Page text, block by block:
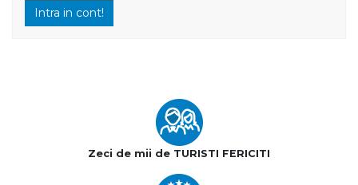
Intra in cont!
Zeci de mii de TURISTI FERICITI